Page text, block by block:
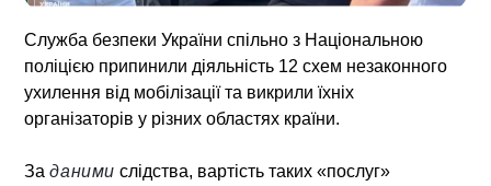
Служба безпеки України спільно з Національною
поліцією припинили діяльність 12 схем незаконного
ухилення від мобілізації та викрили їхніх
організаторів у різних областях країни.
Заданими слідства, вартість таких «послуг»